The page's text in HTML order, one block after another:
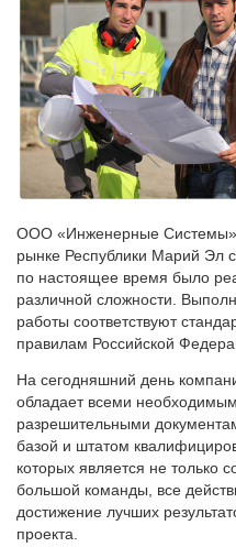
ООО «Инженерные Системы»
рынке Республики Марий Эл
по настоящее время было
различной сложности.
работы соответствуют
правилам Российской
На сегодняшний день
обладает всеми
разрешительными
базой и штатом
которых является не только
большой команды, все
достижение лучших
проекта.